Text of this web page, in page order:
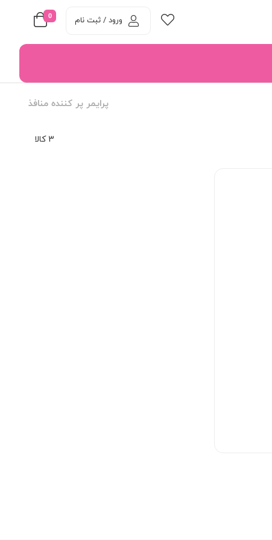
0 ورود / ثبت نام
پرایمر پر کننده منافذ
3 کالا